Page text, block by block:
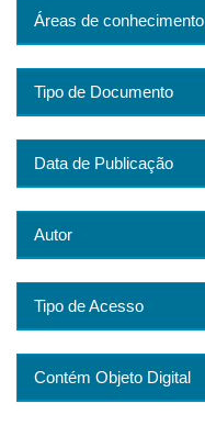
Áreas de conhecimento
Tipo de Documento
Data de Publicação
Autor
Tipo de Acesso
Contém Objeto Digital